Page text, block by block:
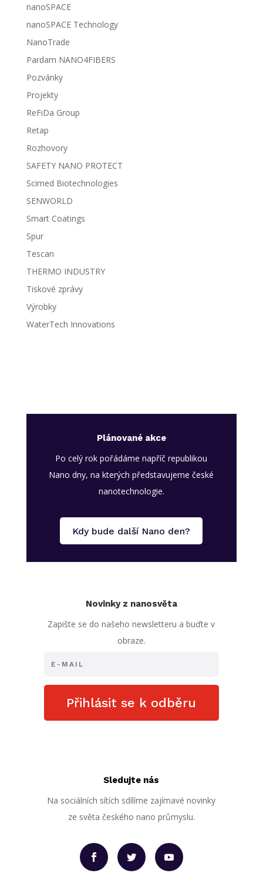
nanoSPACE
nanoSPACE Technology
NanoTrade
Pardam NANO4FIBERS
Pozvánky
Projekty
ReFiDa Group
Retap
Rozhovory
SAFETY NANO PROTECT
Scimed Biotechnologies
SENWORLD
Smart Coatings
Spur
Tescan
THERMO INDUSTRY
Tiskové zprávy
Výrobky
WaterTech Innovations
Plánované akce
Po celý rok pořádáme napříč republikou
Nano dny, na kterých představujeme české
nanotechnologie.
Kdy bude další Nano den?
Novinky z nanosvěta
Zapište se do našeho newsletteru a buďte v
obraze.
Přihlásit se k odběru
Sledujte nás
Na sociálních sítích sdílíme zajímavé novinky
ze světa českého nano průmyslu.